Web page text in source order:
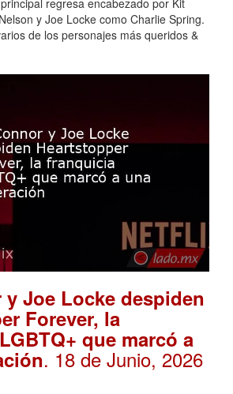
regresa encabezado por Kit
y Joe Locke como Charlie Spring.
de los personajes más queridos &
Joe Locke despiden
Forever, la
que marcó a
. 18 de Junio, 2026